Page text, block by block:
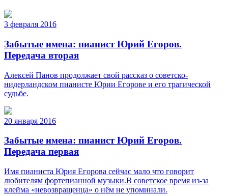
3 февраля 2016
Забытые имена: пианист Юрий Егоров.
Передача вторая
Алексей Панов продолжает свой рассказ о советско-
нидерландском пианисте Юрии Егорове и его трагической
судьбе.
20 января 2016
Забытые имена: пианист Юрий Егоров.
Передача первая
Имя пианиста Юрия Егорова сейчас мало что говорит
любителям фортепианной музыки.В советское время из-за
клейма «невозвращенца» о нём не упоминали.